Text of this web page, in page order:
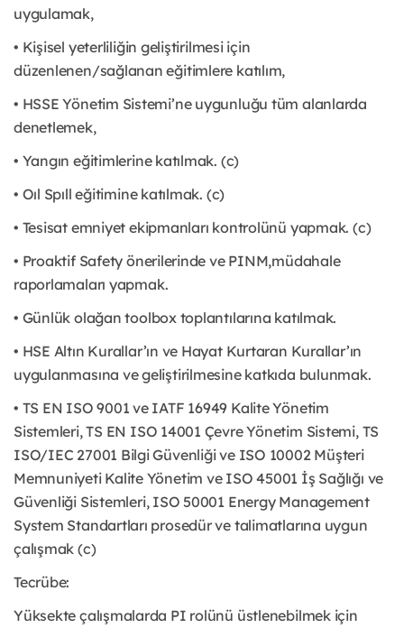
uygulamak,
• Kişisel yeterliliğin geliştirilmesi için
düzenlenen/sağlanan eğitimlere katılım,
• HSSE Yönetim Sistemi’ne uygunluğu tüm alanlarda
denetlemek,
• Yangın eğitimlerine katılmak. (c)
• Oıl Spıll eğitimine katılmak. (c)
• Tesisat emniyet ekipmanları kontrolünü yapmak. (c)
• Proaktif Safety önerilerinde ve PINM,müdahale
raporlamaları yapmak.
• Günlük olağan toolbox toplantılarına katılmak.
• HSE Altın Kurallar’ın ve Hayat Kurtaran Kurallar’ın
uygulanmasına ve geliştirilmesine katkıda bulunmak.
• TS EN ISO 9001 ve IATF 16949 Kalite Yönetim
Sistemleri, TS EN ISO 14001 Çevre Yönetim Sistemi, TS
ISO/IEC 27001 Bilgi Güvenliği ve ISO 10002 Müşteri
Memnuniyeti Kalite Yönetim ve ISO 45001 İş Sağlığı ve
Güvenliği Sistemleri, ISO 50001 Energy Management
System Standartları prosedür ve talimatlarına uygun
çalışmak (c)
Tecrübe:
Yüksekte çalışmalarda PI rolünü üstlenebilmek için